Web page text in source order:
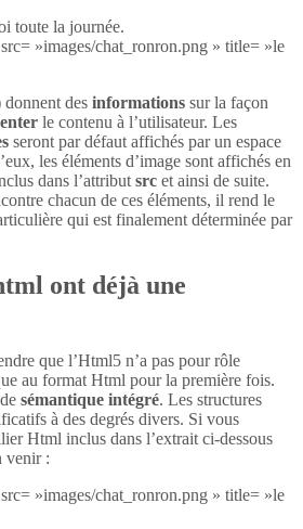
toute la journée.
»images/chat_ronron.png » title= »le
donnent des informations sur la façon
le contenu à l’utilisateur. Les
seront par défaut affichés par un espace
les éléments d’image sont affichés en
dans l’attribut src et ainsi de suite.
chacun de ces éléments, il rend le
qui est finalement déterminée par
ont déjà une
que l’Html5 n’a pas pour rôle
au format Html pour la première fois.
sémantique intégré. Les structures
à des degrés divers. Si vous
Html inclus dans l’extrait ci-dessous
venir :
»images/chat_ronron.png » title= »le